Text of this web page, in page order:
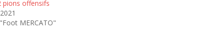
pions offensifs
MERCATO"